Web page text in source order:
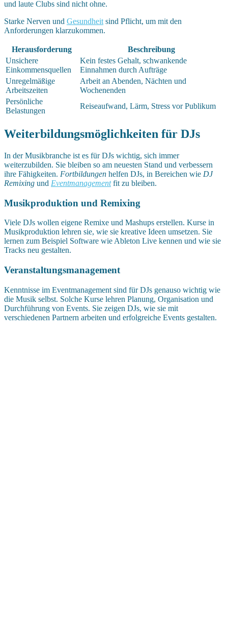
und laute Clubs sind nicht ohne.
Starke Nerven und Gesundheit sind Pflicht, um mit den
Anforderungen klarzukommen.
Herausforderung
Beschreibung
Unsichere
Einkommensquellen
Kein festes Gehalt, schwankende
Einnahmen durch Aufträge
Unregelmäßige
Arbeitszeiten
Arbeit an Abenden, Nächten und
Wochenenden
Persönliche
Belastungen
Reiseaufwand, Lärm, Stress vor Publikum
Weiterbildungsmöglichkeiten für DJs
In der Musikbranche ist es für DJs wichtig, sich immer
weiterzubilden. Sie bleiben so am neuesten Stand und verbessern
ihre Fähigkeiten. Fortbildungen helfen DJs, in Bereichen wie DJ
Remixing und Eventmanagementfit zu bleiben.
Musikproduktion und Remixing
Viele DJs wollen eigene Remixe und Mashups erstellen. Kurse in
Musikproduktion lehren sie, wie sie kreative Ideen umsetzen. Sie
lernen zum Beispiel Software wie Ableton Live kennen und wie sie
Tracks neu gestalten.
Veranstaltungsmanagement
Kenntnisse im Eventmanagement sind für DJs genauso wichtig wie
die Musik selbst. Solche Kurse lehren Planung, Organisation und
Durchführung von Events. Sie zeigen DJs, wie sie mit
verschiedenen Partnern arbeiten und erfolgreiche Events gestalten.